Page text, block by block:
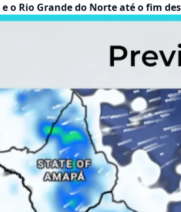
o Rio Grande do Norte até o fim